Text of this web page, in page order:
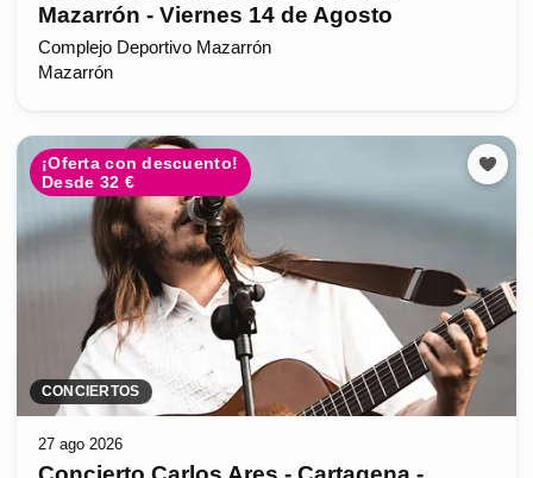
Mazarrón - Viernes 14 de Agosto
Complejo Deportivo Mazarrón
Mazarrón
¡Oferta con descuento!
Desde 32 €
CONCIERTOS
27 ago 2026